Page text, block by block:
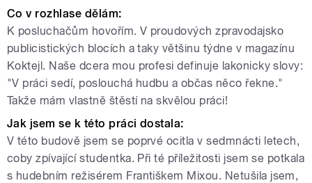
Co v rozhlase dělám:
K posluchačům hovořím. V proudových zpravodajsko
publicistických blocích a taky většinu týdne v magazínu
Koktejl. Naše dcera mou profesi definuje lakonicky slovy:
"V práci sedí, poslouchá hudbu a občas něco řekne."
Takže mám vlastně štěstí na skvělou práci!
Jak jsem se k této práci dostala:
V této budově jsem se poprvé ocitla v sedmnácti letech,
coby zpívající studentka. Při té příležitosti jsem se potkala
s hudebním režisérem Františkem Mixou. Netušila jsem,